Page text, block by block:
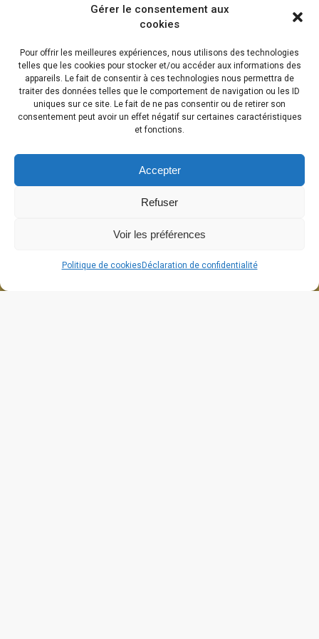
Gérer le consentement aux
cookies
Pour offrir les meilleures expériences, nous utilisons des technologies
telles que les cookies pour stocker et/ou accéder aux informations des
appareils. Le fait de consentir à ces technologies nous permettra de
traiter des données telles que le comportement de navigation ou les ID
uniques sur ce site. Le fait de ne pas consentir ou de retirer son
consentement peut avoir un effet négatif sur certaines caractéristiques
et fonctions.
Accepter
Refuser
Voir les préférences
Politique de cookies Déclaration de confidentialité